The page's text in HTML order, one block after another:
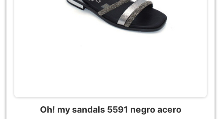
Oh! my sandals 5591 negro acero